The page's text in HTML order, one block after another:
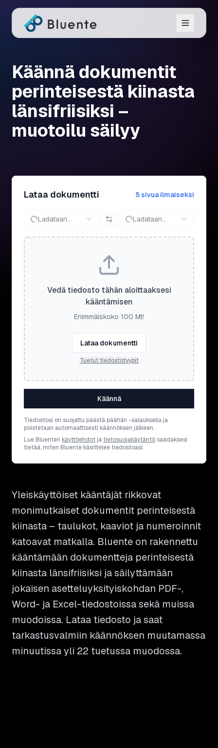
Käännä dokumentit
perinteisestä kiinasta
länsifriisiksi –
muotoilu säilyy
Lataa dokumentti 5 sivua ilmaiseksi
Ladataan... Ladataan...
Vedä tiedosto tähän aloittaaksesi
kääntämisen
Enimmäiskoko 100 Mt!
Lataa dokumentti
Tuetut tiedostotyypit
Käännä
Tiedostosi on suojattu päästä päähän -salauksella ja
poistetaan automaattisesti käännöksen jälkeen.
Lue Bluenten käyttöehdot ja tietosuojakäytäntösaadaksesi
tietää, miten Bluente käsittelee tiedostoasi.
Yleiskäyttöiset kääntäjät rikkovat
monimutkaiset dokumentit perinteisestä
kiinasta – taulukot, kaaviot ja numeroinnit
katoavat matkalla. Bluente on rakennettu
kääntämään dokumentteja perinteisestä
kiinasta länsifriisiksi ja säilyttämään
jokaisen asetteluyksityiskohdan PDF-,
Word- ja Excel-tiedostoissa sekä muissa
muodoissa. Lataa tiedosto ja saat
tarkastusvalmiin käännöksen muutamassa
minuutissa yli 22 tuetussa muodossa.